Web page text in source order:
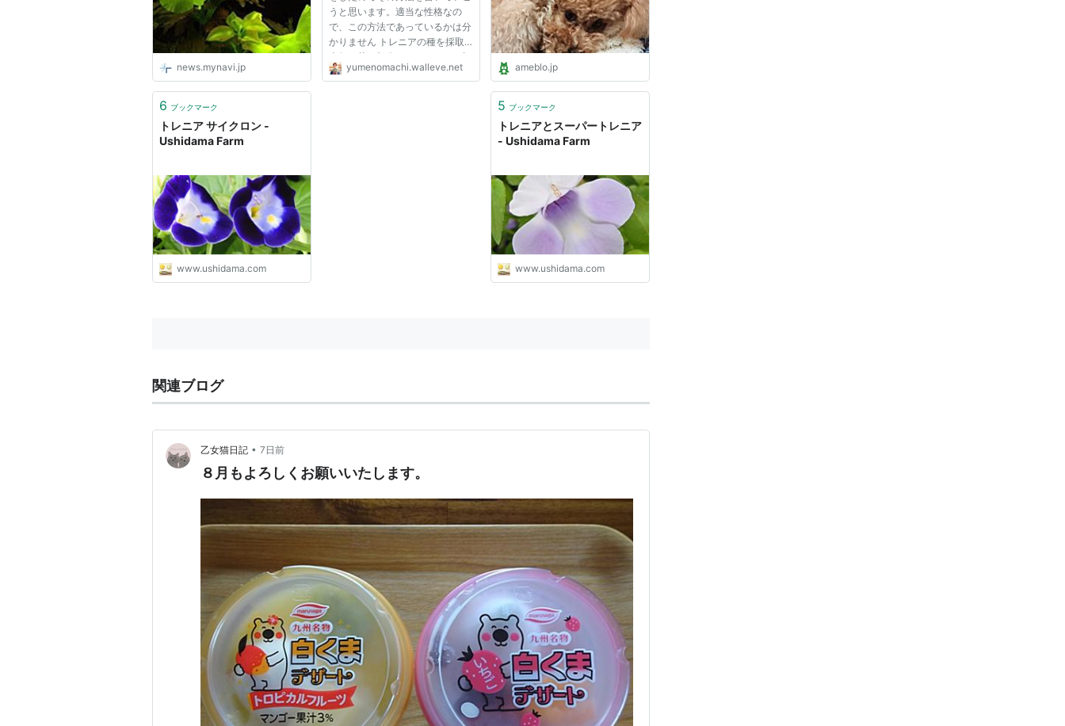
news.mynavi.jp
うと思います。適当な性格なの
で、この方法であっているかは分
かりません トレニアの種を採取
去年は茎の部分からバッサリと切
ってそのまま保管していました
yumenomachi.walleve.net ameblo.jp
6 ブックマーク
トレニア サイクロン -
Ushidama Farm
www.ushidama.com
5 ブックマーク
トレニアとスーパートレニア
- Ushidama Farm
www.ushidama.com
関連ブログ
乙女猫日記 • 7日前
８月もよろしくお願いいたします。